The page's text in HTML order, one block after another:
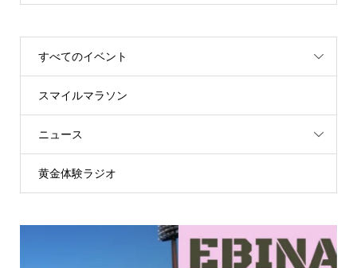
すべてのイベント
スマイルマラソン
ニュース
黄金体験ラジオ